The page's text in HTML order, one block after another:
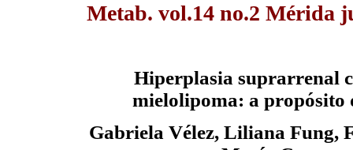
Metab. vol.14 no.2 Mérida
Hiperplasia suprarrenal
mielolipoma: a propósito
Gabriela Vélez, Liliana Fung,